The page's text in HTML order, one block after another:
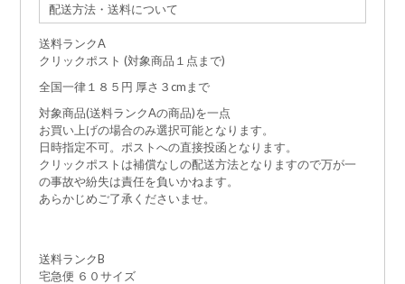
配送方法・送料について
送料ランクA
クリックポスト (対象商品１点まで)
全国一律１８５円 厚さ３cmまで
対象商品(送料ランクAの商品)を一点
お買い上げの場合のみ選択可能となります。
日時指定不可。ポストへの直接投函となります。
クリックポストは補償なしの配送方法となりますので万が一
の事故や紛失は責任を負いかねます。
あらかじめご了承くださいませ。
送料ランクB
宅急便 ６０サイズ